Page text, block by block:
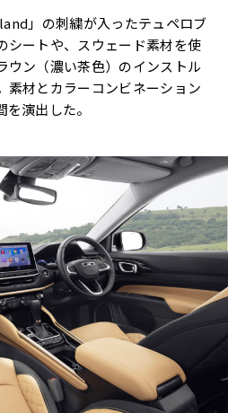
」の刺繍が入ったテュペロブ
シートや、スウェード素材を使
ウン（濃い茶色）のインストル
素材とカラーコンビネーション
演出した。